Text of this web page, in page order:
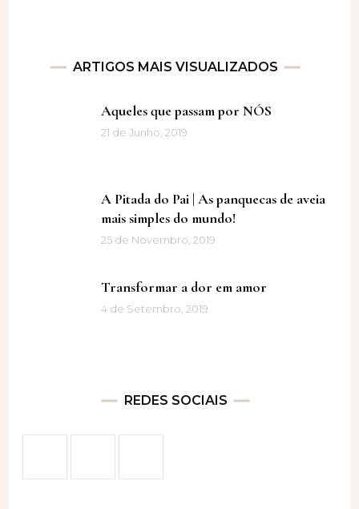
ARTIGOS MAIS VISUALIZADOS
Aqueles que passam por NÓS
21 de Junho, 2019
A Pitada do Pai | As panquecas de aveia
mais simples do mundo!
25 de Novembro, 2019
Transformar a dor em amor
4 de Setembro, 2019
REDES SOCIAIS